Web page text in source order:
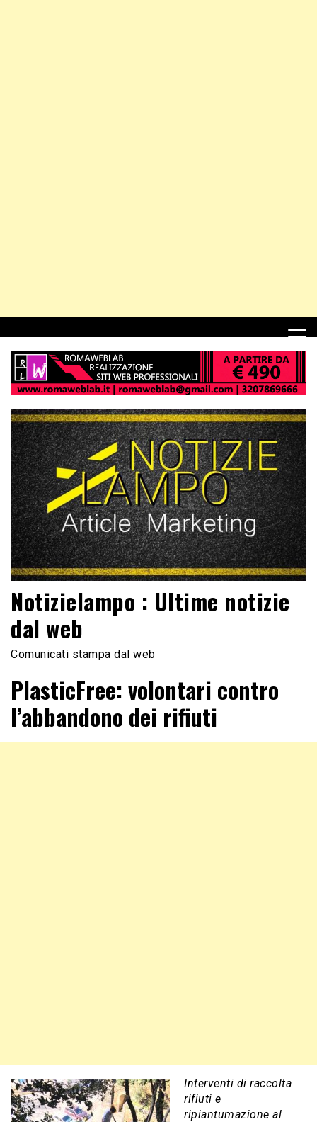
Notizielampo : Ultime notizie
dal web
Comunicati stampa dal web
PlasticFree: volontari contro
l’abbandono dei rifiuti
Interventi di raccolta
rifiuti e
ripiantumazione al